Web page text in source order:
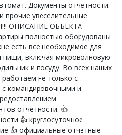
Документы отчетности.
прочие увеселительные
ОПИСАНИЕ ОБЪЕКТА
полностью оборудованы
есть все необходимое для
пищи, включая микроволновую
и посуду. Во всех наших
не только с
командировочными и
отчетности. 👍
👍 круглосуточное
👍 официальные отчетные